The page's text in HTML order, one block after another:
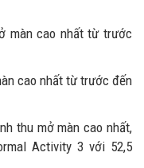
màn cao nhất từ trước
cao nhất từ trước đến
thu mở màn cao nhất,
Activity 3 với 52,5